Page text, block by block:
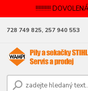
!!!!!!!!!!
728 749 825, 257 940 553